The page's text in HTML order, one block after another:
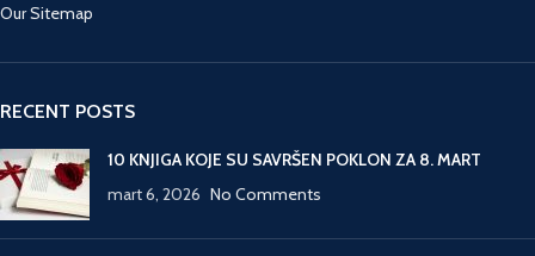
Our Sitemap
RECENT POSTS
10 KNJIGA KOJE SU SAVRŠEN POKLON ZA 8. MART
mart 6, 2026 No Comments